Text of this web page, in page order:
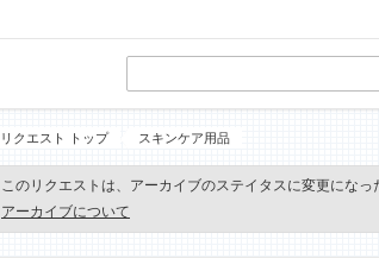
リクエスト トップ スキンケア用品
このリクエストは、アーカイブのステイタスに変更になっ
アーカイブについて